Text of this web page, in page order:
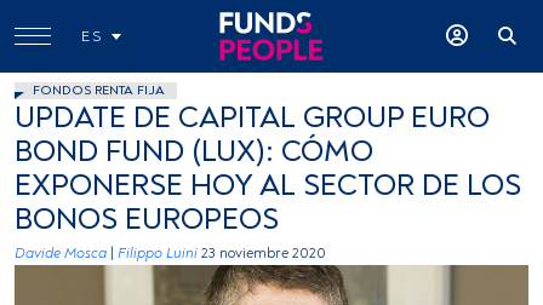
ES
FONDOS RENTA FIJA
UPDATE DE CAPITAL GROUP EURO
BOND FUND (LUX): CÓMO
EXPONERSE HOY AL SECTOR DE LOS
BONOS EUROPEOS
Davide Mosca Filippo Luini 23 noviembre 2020